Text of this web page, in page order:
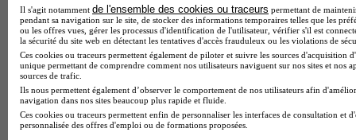
BTS Esf en alternance
BTS Dietetique en alternance
BTS Mco en alternance
BTS Pi en alternance
BTS Sp3s en alternance
Master CCA en alternance
BTS Ndrc en alternance
BTS Sam en alternance
Cap Fleuriste en alternance
Il s'agit notamment de l'ensemble des cookies ou traceurs permettant de
pendant sa navigation sur le site, de stocker des informations temporaires telles que les
ou les offres vues, gérer les processus d'identification de l'utilisateur, vérifier s'il est
la sécurité du site web en détectant les tentatives d'accès frauduleux ou les violations de
Ces cookies ou traceurs permettent également de piloter et suivre les sources d'acquisition
unique permettant de comprendre comment nos utilisateurs naviguent sur nos sites et nos
sources de trafic.
Ils nous permettent également d’observer le comportement de nos utilisateurs afin
navigation dans nos sites beaucoup plus rapide et fluide.
Ces cookies ou traceurs permettent enfin de personnaliser les interfaces de consultation et
personnalisée des offres d'emploi ou de formations proposées.